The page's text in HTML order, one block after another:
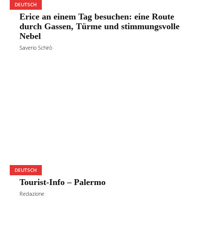
DEUTSCH
Erice an einem Tag besuchen: eine Route
durch Gassen, Türme und stimmungsvolle
Nebel
Saverio Schirò
DEUTSCH
Tourist-Info – Palermo
Redazione